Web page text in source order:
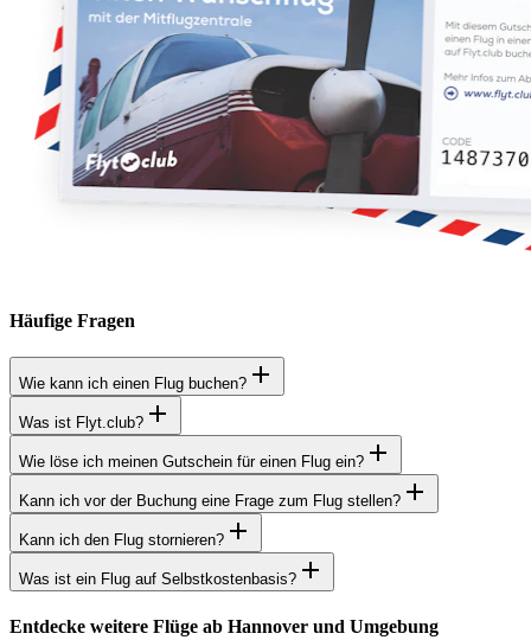
Häufige Fragen
Wie kann ich einen Flug buchen?
Was ist Flyt.club?
Wie löse ich meinen Gutschein für einen Flug ein?
Kann ich vor der Buchung eine Frage zum Flug stellen?
Kann ich den Flug stornieren?
Was ist ein Flug auf Selbstkostenbasis?
Entdecke weitere Flüge ab Hannover und Umgebung